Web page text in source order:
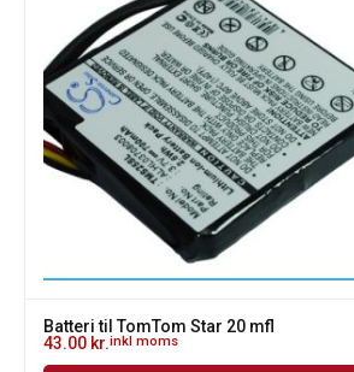
Batteri til TomTom Star 20 mfl
43.00 kr.inkl moms